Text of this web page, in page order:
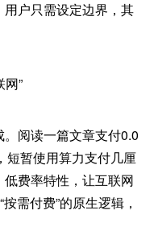
户只需设定边界，其
”
阅读一篇文章支付0.0
短暂使用算力支付几厘
费率特性，让互联网
需付费”的原生逻辑，